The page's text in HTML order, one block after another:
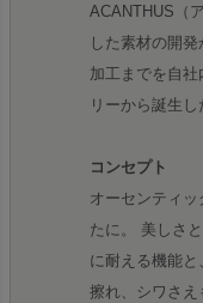
ACANTHUS（
した素材の開
加工までを自
リーから誕生し
コンセプト
オーセンティ
たに。 美しさ
に耐える機能
擦れ、シワさえ